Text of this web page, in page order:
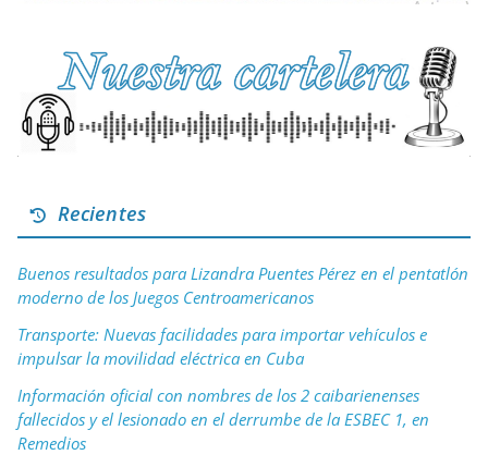
Recientes
Buenos resultados para Lizandra Puentes Pérez en el pentatlón
moderno de los Juegos Centroamericanos
Transporte: Nuevas facilidades para importar vehículos e
impulsar la movilidad eléctrica en Cuba
Información oficial con nombres de los 2 caibarienenses
fallecidos y el lesionado en el derrumbe de la ESBEC 1, en
Remedios